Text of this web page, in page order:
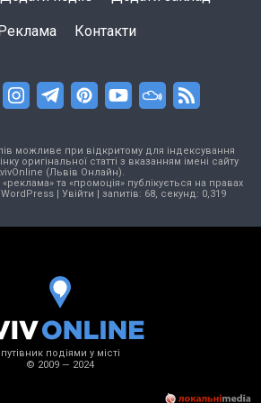
Контакти
можливе при відкритому для індексування
оригінальної статті з вказанням імені сайту
(Львів Онлайн).
та «промоція» публікується на правах
WordPress| Увійти | запитів: 68, секунд: 0,319
путівник подіями у місті
© 2009 — 2024